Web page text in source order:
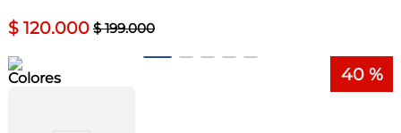
$ 120.000 $ 199.000
40 %
Colores